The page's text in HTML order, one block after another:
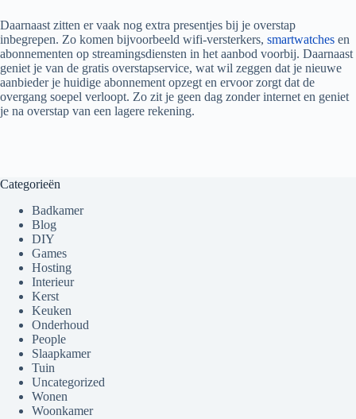
Daarnaast zitten er vaak nog extra presentjes bij je overstap
inbegrepen. Zo komen bijvoorbeeld wifi-versterkers, smartwatches en
abonnementen op streamingsdiensten in het aanbod voorbij. Daarnaast
geniet je van de gratis overstapservice, wat wil zeggen dat je nieuwe
aanbieder je huidige abonnement opzegt en ervoor zorgt dat de
overgang soepel verloopt. Zo zit je geen dag zonder internet en geniet
je na overstap van een lagere rekening.
Categorieën
Badkamer
Blog
DIY
Games
Hosting
Interieur
Kerst
Keuken
Onderhoud
People
Slaapkamer
Tuin
Uncategorized
Wonen
Woonkamer